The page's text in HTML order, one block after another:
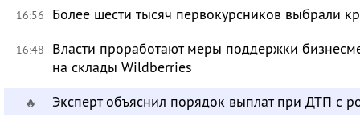
16:56 Более шести тысяч первокурсников выбрали
16:48
Власти проработают меры поддержки
на склады Wildberries
🔥
Эксперт объяснил порядок выплат при ДТП с